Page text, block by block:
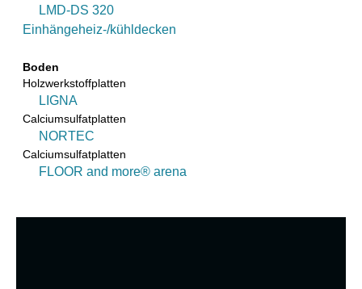
LMD-DS 320
Einhängeheiz-/kühldecken
Boden
Holzwerkstoffplatten
LIGNA
Calciumsulfatplatten
NORTEC
Calciumsulfatplatten
FLOOR and more® arena